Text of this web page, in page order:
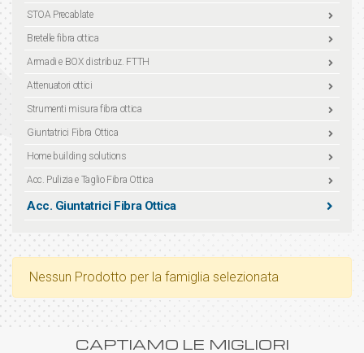
STOA Precablate
Bretelle fibra ottica
Armadi e BOX distribuz. FTTH
Attenuatori ottici
Strumenti misura fibra ottica
Giuntatrici Fibra Ottica
Home building solutions
Acc. Pulizia e Taglio Fibra Ottica
Acc. Giuntatrici Fibra Ottica
Nessun Prodotto per la famiglia selezionata
CAPTIAMO LE MIGLIORI